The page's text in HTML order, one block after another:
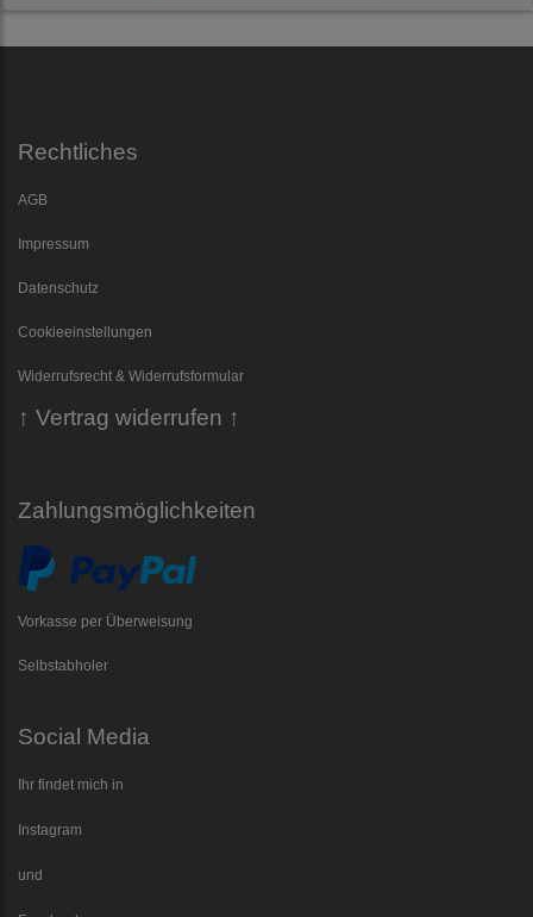
Rechtliches
AGB
Impressum
Datenschutz
Cookieeinstellungen
Widerrufsrecht & Widerrufsformular
↑ Vertrag widerrufen ↑
Zahlungsmöglichkeiten
Vorkasse per Überweisung
Selbstabholer
Social Media
Ihr findet mich in
Instagram
und